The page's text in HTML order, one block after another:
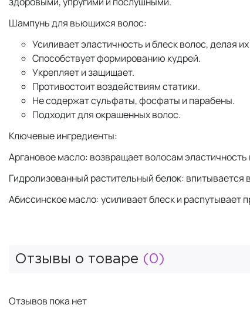
Шампунь для вьющихся волос:
Усиливает эластичность и блеск волос, делая
Способствует формированию кудрей.
Укрепляет и защищает.
Противостоит воздействиям статики.
Не содержат сульфаты, фосфаты и парабены.
Подходит для окрашенных волос.
Ключевые ингредиенты:
Аргановое масло: возвращает волосам
Гидролизованный растительный белок: впитывается
Абиссинское масло: усиливает блеск и распутывает
Отзывы о товаре (0)
Отзывов пока нет